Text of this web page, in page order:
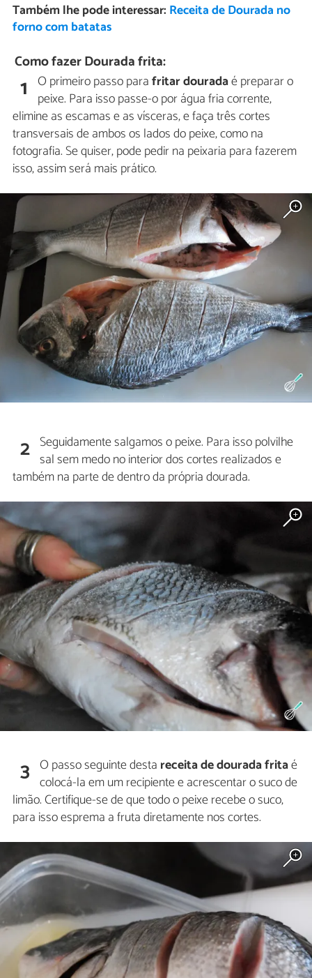
Também lhe pode interessar: Receita de Dourada no
forno com batatas
Como fazer Dourada frita:
1 O primeiro passo parafritar douradaé preparar o
peixe. Para isso passe-o por água fria corrente,
elimine as escamas e as vísceras, e faça três cortes
transversais de ambos os lados do peixe, como na
fotografia. Se quiser, pode pedir na peixaria para fazerem
isso, assim será mais prático.
2 Seguidamente salgamos o peixe. Para isso polvilhe
sal sem medo no interior dos cortes realizados e
também na parte de dentro da própria dourada.
3 O passo seguinte desta receita de dourada fritaé
colocá-la em um recipiente e acrescentar o suco de
limão. Certifique-se de que todo o peixe recebe o suco,
para isso esprema a fruta diretamente nos cortes.